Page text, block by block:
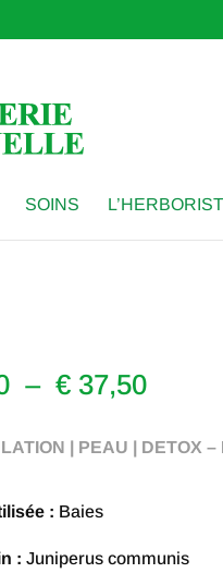
SOINS
– €37,50Plage
prix :
| PEAU | DETOX –
: Baies
: Juniperus communis